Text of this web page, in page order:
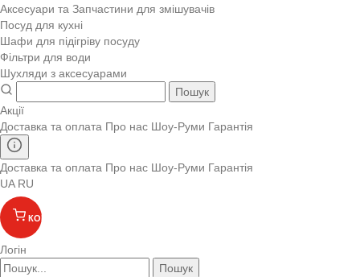
Аксесуари та Запчастини для змішувачів
Посуд для кухні
Шафи для підігріву посуду
Фільтри для води
Шухляди з аксесуарами
Пошук
Акції
Доставка та оплата Про нас Шоу-Руми Гарантія
Доставка та оплата Про нас Шоу-Руми Гарантія
UA RU
КОШИК
Логін
Пошук